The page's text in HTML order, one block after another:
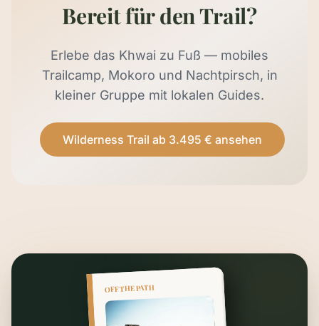
Bereit für den Trail?
Erlebe das Khwai zu Fuß — mobiles
Trailcamp, Mokoro und Nachtpirsch, in
kleiner Gruppe mit lokalen Guides.
Wilderness Trail ab 3.495 € ansehen
OFF THE PATH